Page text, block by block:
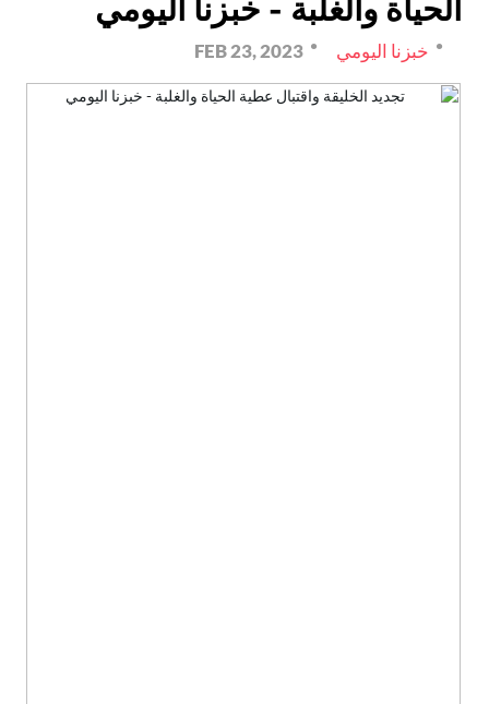
الحياة والغلبة - خبزنا اليومي
خبزنا اليومي FEB 23, 2023